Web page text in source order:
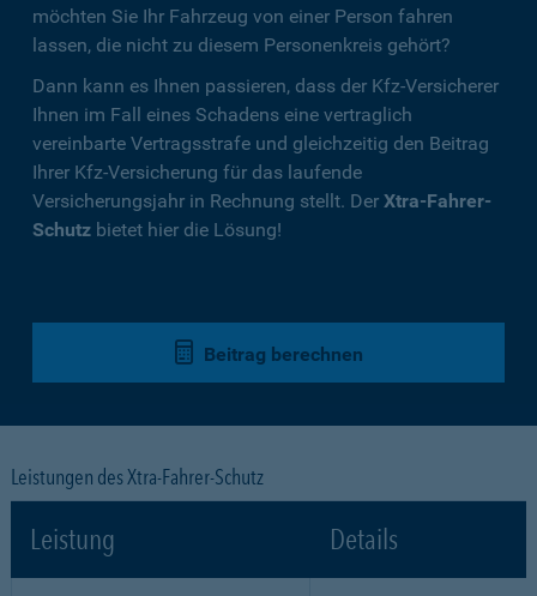
möchten Sie Ihr Fahrzeug von einer Person fahren
lassen, die nicht zu diesem Personenkreis gehört?
Dann kann es Ihnen passieren, dass der Kfz-Versicherer
Ihnen im Fall eines Schadens eine vertraglich
vereinbarte Vertragsstrafe und gleichzeitig den Beitrag
Ihrer Kfz-Versicherung für das laufende
Versicherungsjahr in Rechnung stellt. Der Xtra-Fahrer-
Schutz bietet hier die Lösung!
Beitrag berechnen
Leistungen des Xtra-Fahrer-Schutz
Leistung Details